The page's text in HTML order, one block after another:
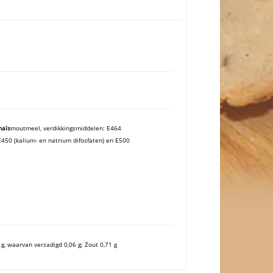
moutmeel, verdikkingsmiddelen: E464
(kalium- en natrium difosfaten) en E500
waarvan verzadigd 0,06 g; Zout 0,71 g